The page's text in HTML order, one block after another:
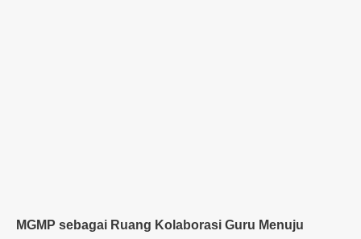
MGMP sebagai Ruang Kolaborasi Guru Menuju